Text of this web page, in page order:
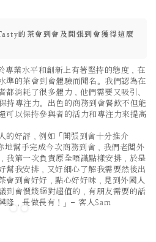
的茶會到會及開張到會獲得這麼
專業水平和創新上有著堅持的態度，在
準的茶會到會體驗而聞名。我們認為在
消耗了很多體力，他們需要又吸引、
持專注力。出色的商務到會餐飲不但能
可以保持參與者的活力和專注力來提高
的好評，例如「開張到會十分推介
幫手完成今次商務到會，我們老闆外
我第一次負責原全唔識點樣安排，於是
幫我安排，又好細心了解我需要然後出
會到會好好，點心好好味，見到外國人
到會價錢絕對超值的，有朋友需要的話
隆，長做長有！」- 客人Sam